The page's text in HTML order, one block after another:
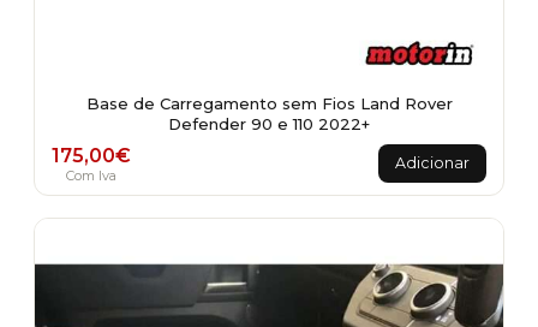
Base de Carregamento sem Fios Land Rover
Defender 90 e 110 2022+
175,00€
Com Iva
Adicionar